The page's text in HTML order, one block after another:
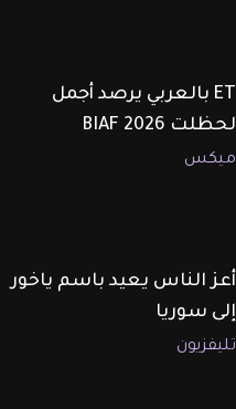
ET بالعربي يرصد أجمل
لحظلت BIAF 2026
ميكس
أعز الناس يعيد باسم ياخور
إلى سوريا
تليفزيون